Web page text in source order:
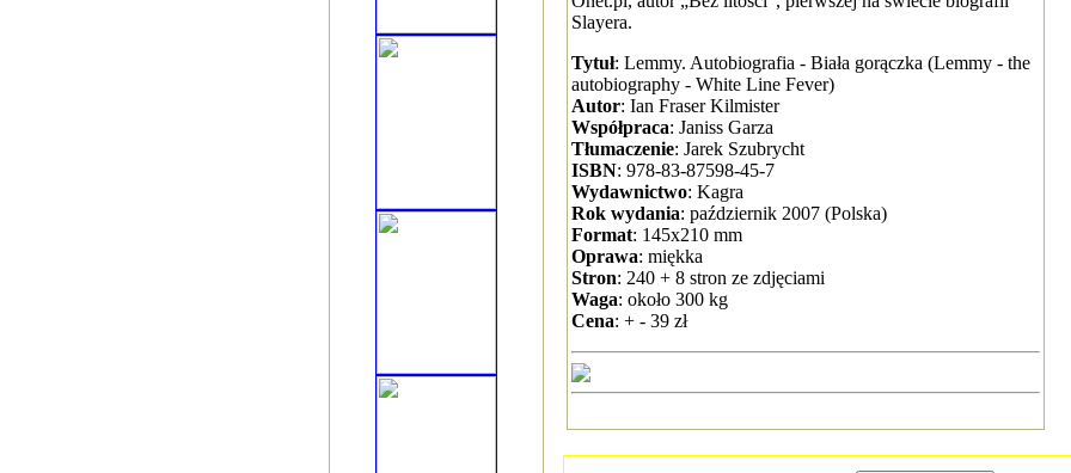
Slayera.
Tytuł: Lemmy. Autobiografia - Biała gorączka (Lemmy - the
autobiography - White Line Fever)
Autor: Ian Fraser Kilmister
Współpraca: Janiss Garza
Tłumaczenie: Jarek Szubrycht
ISBN: 978-83-87598-45-7
Wydawnictwo: Kagra
Rok wydania: październik 2007 (Polska)
Format: 145x210 mm
Oprawa: miękka
Stron: 240 + 8 stron ze zdjęciami
Waga: około 300 kg
Cena: + - 39 zł